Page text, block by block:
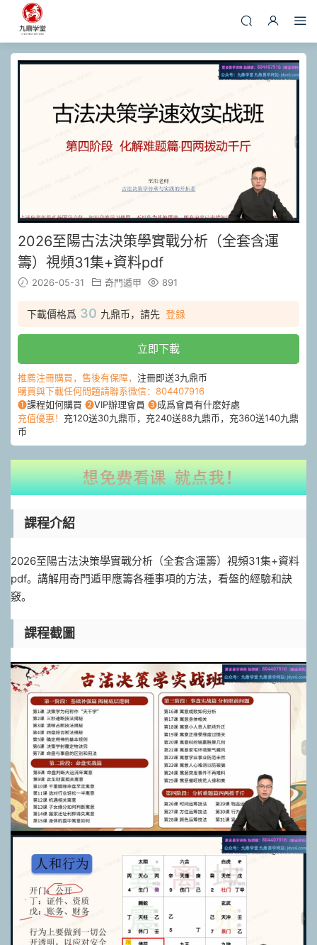
2026至陽古法決策學實戰分析（全套含運
籌）視頻31集+資料pdf
2026-05-31 奇門遁甲 891
下載價格爲 30 九鼎币，請先 登錄
立即下載
推薦注冊購買，售後有保障， 注冊即送3九鼎币
購買與下載任何問題請聯系微信：804407916
❶課程如何購買 ❷VIP辦理會員 ❸成爲會員有什麽好處
充值優惠！ 充120送30九鼎币，充240送88九鼎币，充360送140九鼎
币
課程介紹
2026至陽古法決策學實戰分析（全套含運籌）視頻31集+資料
pdf。講解用奇門遁甲應籌各種事項的方法，看盤的經驗和訣
竅。
課程截圖